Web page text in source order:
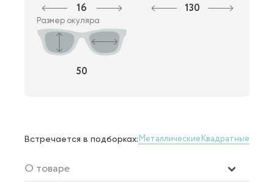
16 130
Размер окуляра
50
Встречается в подборках:МеталлическиеКвадратные
О товаре